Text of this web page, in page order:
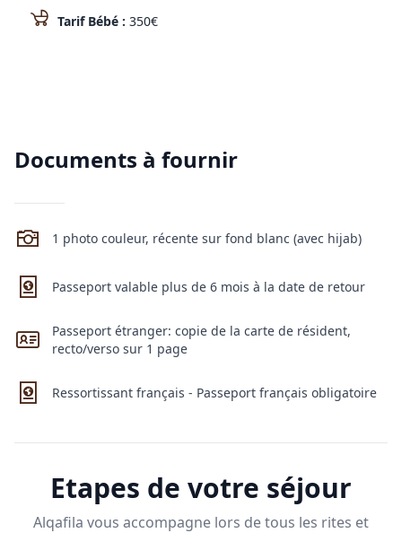
Tarif Bébé : 350€
Documents à fournir
1 photo couleur, récente sur fond blanc (avec hijab)
Passeport valable plus de 6 mois à la date de retour
Passeport étranger: copie de la carte de résident,
recto/verso sur 1 page
Ressortissant français - Passeport français obligatoire
Etapes de votre séjour
Alqafila vous accompagne lors de tous les rites et